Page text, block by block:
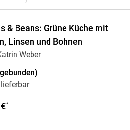
& Beans: Grüne Küche mit
Linsen und Bohnen
Weber
*